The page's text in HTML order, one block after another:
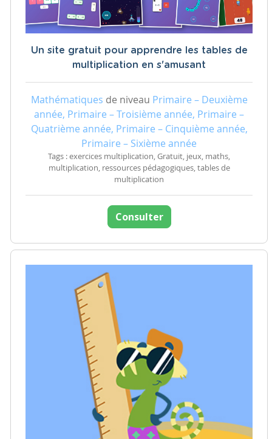
Un site gratuit pour apprendre les tables de
multiplication en s'amusant
Mathématiques de niveau Primaire – Deuxième
année, Primaire – Troisième année, Primaire –
Quatrième année, Primaire – Cinquième année,
Primaire – Sixième année
Tags : exercices multiplication, Gratuit, jeux, maths,
multiplication, ressources pédagogiques, tables de
multiplication
Consulter